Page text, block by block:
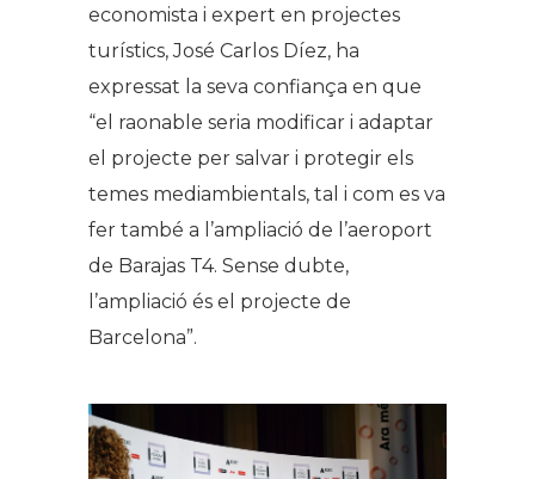
economista i expert en projectes
turístics, José Carlos Díez, ha
expressat la seva confiança en que
“el raonable seria modificar i adaptar
el projecte per salvar i protegir els
temes mediambientals, tal i com es va
fer també a l’ampliació de l’aeroport
de Barajas T4. Sense dubte,
l’ampliació és el projecte de
Barcelona”.